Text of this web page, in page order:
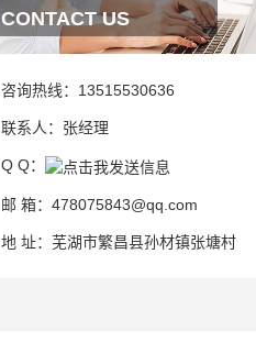
CONTACT US
咨询热线： 13515530636
联系人： 张经理
Q Q：
邮 箱： 478075843@qq.com
地 址： 芜湖市繁昌县孙材镇张塘村